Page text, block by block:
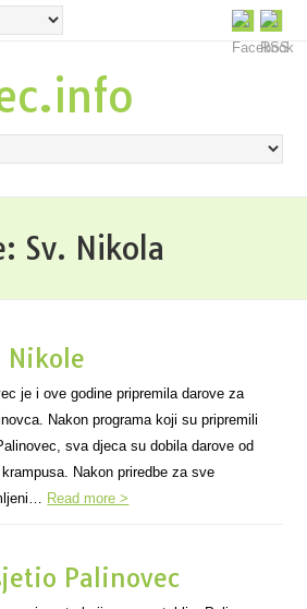
Sv. Nikola
Nikole
je i ove godine pripremila darove za
Nakon programa koji su pripremili
sva djeca su dobila darove od
Nakon priredbe za sve
Read more >
Palinovec